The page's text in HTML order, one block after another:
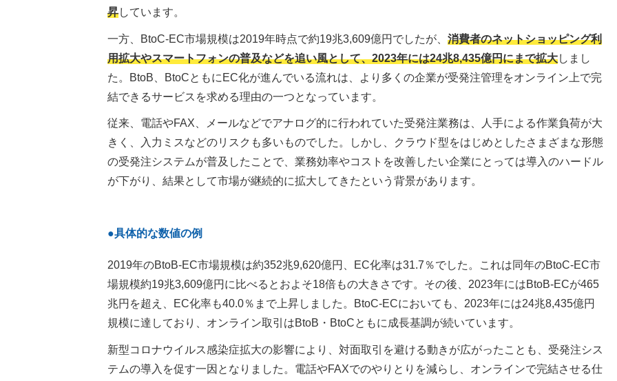
昇しています。
一方、BtoC-EC市場規模は2019年時点で約19兆3,609億円でしたが、 消費者のネットショッピング利
用拡大やスマートフォンの普及などを追い風として、2023年には24兆8,435億円にまで拡大しまし
た。BtoB、BtoCともにEC化が進んでいる流れは、より多くの企業が受発注管理をオンライン上で完
結できるサービスを求める理由の一つとなっています。
従来、電話やFAX、メールなどでアナログ的に行われていた受発注業務は、人手による作業負荷が大
きく、入力ミスなどのリスクも多いものでした。しかし、クラウド型をはじめとしたさまざまな形態
の受発注システムが普及したことで、業務効率やコストを改善したい企業にとっては導入のハードル
が下がり、結果として市場が継続的に拡大してきたという背景があります。
●具体的な数値の例
2019年のBtoB-EC市場規模は約352兆9,620億円、EC化率は31.7％でした。これは同年のBtoC-EC市
場規模約19兆3,609億円に比べるとおよそ18倍もの大きさです。その後、2023年にはBtoB-ECが465
兆円を超え、EC化率も40.0％まで上昇しました。BtoC-ECにおいても、2023年には24兆8,435億円
規模に達しており、オンライン取引はBtoB・BtoCともに成長基調が続いています。
新型コロナウイルス感染症拡大の影響により、対面取引を避ける動きが広がったことも、受発注シス
テムの導入を促す一因となりました。電話やFAXでのやりとりを減らし、オンラインで完結させる仕